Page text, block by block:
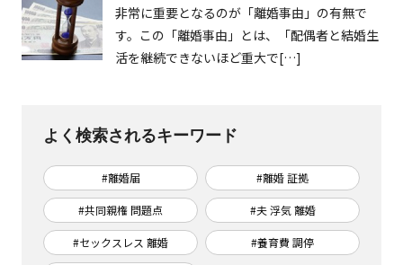
非常に重要となるのが「離婚事由」の有無で
す。この「離婚事由」とは、「配偶者と結婚生
活を継続できないほど重大で[…]
よく検索されるキーワード
#離婚届 #離婚 証拠
#共同親権 問題点 #夫 浮気 離婚
#セックスレス 離婚 #養育費 調停